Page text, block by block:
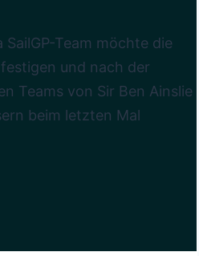
Team möchte die
und nach der
Teams von Sir Ben Ainslie
beim letzten Mal